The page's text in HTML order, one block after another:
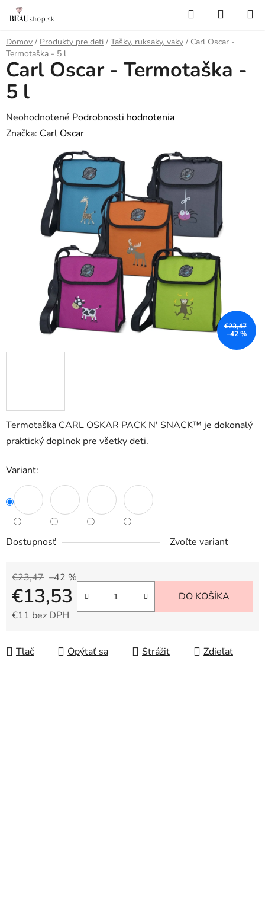
Prejsť
obsah
Hľadať
KOŠÍK
Domov / Produkty pre deti / Tašky, ruksaky, vaky / Carl Oscar -
Termotaška - 5 l
Termotaška CARL OSKAR PACK N' SNACK™ je dokonalý
praktický doplnok pre všetky deti.
Variant:
Dostupnosť Zvoľte variant
€23,47 –42 %
€13,53
€11 bez DPH
DO KOŠÍKA
Tlač Opýtať sa Strážiť Zdieľať
Carl Oscar - Termotaška -
5 l
Priemerné
hodnotenie
hviezdičiek.
Neohodnotené Podrobnosti hodnotenia
Značka: Carl Oscar
€23,47
–42 %